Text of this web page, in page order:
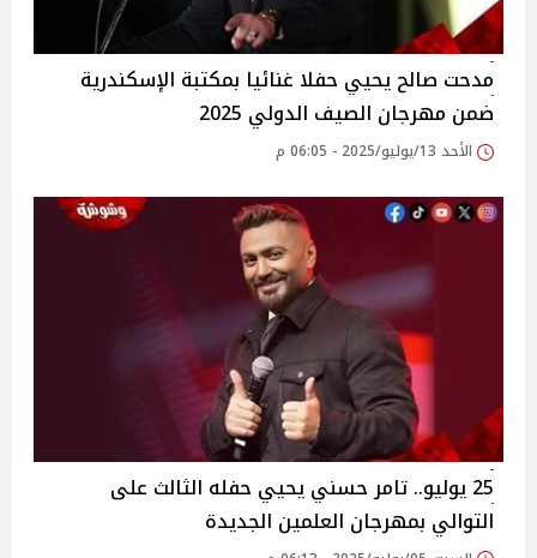
مدحت صالح يحيي حفلا غنائيا بمكتبة الإسكندرية
ضمن مهرجان الصيف الدولي 2025‎
الأحد 13/يوليو/2025 - 06:05 م
25 يوليو.. تامر حسني يحيي حفله الثالث على
التوالي بمهرجان العلمين الجديدة